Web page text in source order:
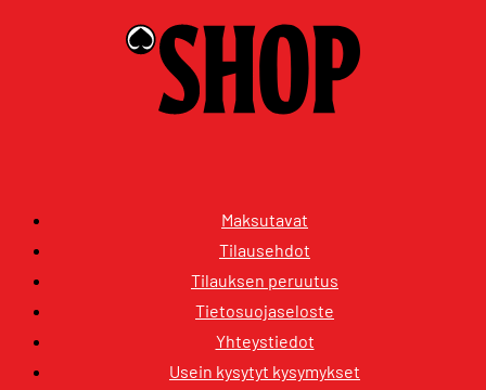
Maksutavat
Tilausehdot
Tilauksen peruutus
Tietosuojaseloste
Yhteystiedot
Usein kysytyt kysymykset